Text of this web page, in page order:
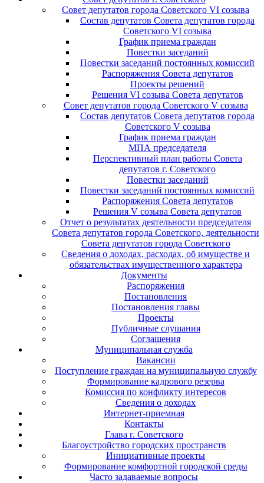
Совет депутатов города Советского VI созыва
Состав депутатов Совета депутатов города
Советского VI созыва
График приема граждан
Повестки заседаний
Повестки заседаний постоянных комиссий
Распоряжения Совета депутатов
Проекты решений
Решения VI созыва Совета депутатов
Совет депутатов города Советского V созыва
Состав депутатов Совета депутатов города
Советского V созыва
График приема граждан
МПА председателя
Перспективный план работы Совета
депутатов г. Советского
Повестки заседаний
Повестки заседаний постоянных комиссий
Распоряжения Совета депутатов
Решения V созыва Совета депутатов
Отчет о результатах деятельности председателя
Совета депутатов города Советского, деятельности
Совета депутатов города Советского
Сведения о доходах, расходах, об имуществе и
обязательствах имущественного характера
Документы
Распоряжения
Постановления
Постановления главы
Проекты
Публичные слушания
Соглашения
Муниципальная служба
Вакансии
Поступление граждан на муниципальную службу
Формирование кадрового резерва
Комиссия по конфликту интересов
Сведения о доходах
Интернет-приемная
Контакты
Глава г. Советского
Благоустройство городских пространств
Инициативные проекты
Формирование комфортной городской среды
Часто задаваемые вопросы